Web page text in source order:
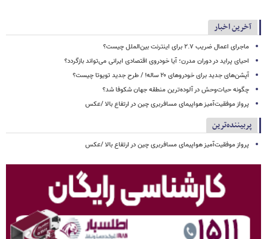
آخرین اخبار
ماجرای اعمال ضریب ۲.۷ برای اینترنت بین‌الملل چیست؟
احیای پراید در دوران مدرن؛ آیا خودروی اقتصادی ایرانی می‌تواند بازگردد؟
آپشن‌های جدید برای خودروهای ۲۰ ساله! / طرح جدید تویوتا چیست؟
چگونه حیات‌وحش در آلوده‌ترین منطقه جهان شکوفا شد؟
پرواز موفقیت‌آمیز هواپیمای مسافربری چین در ارتفاع بالا /عکس
پربیننده‌ترین
پرواز موفقیت‌آمیز هواپیمای مسافربری چین در ارتفاع بالا /عکس